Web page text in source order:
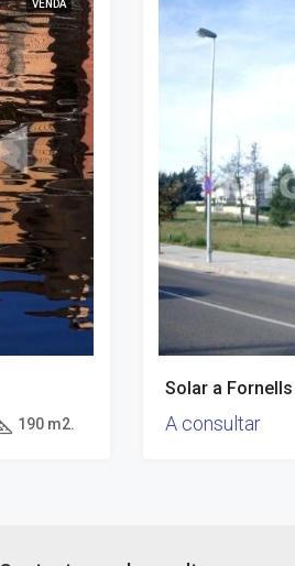
VENDA
190 m2. A consultar